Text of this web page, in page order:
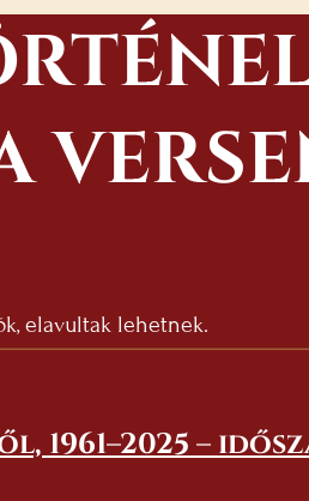
elavultak lehetnek.
1961–2025 –